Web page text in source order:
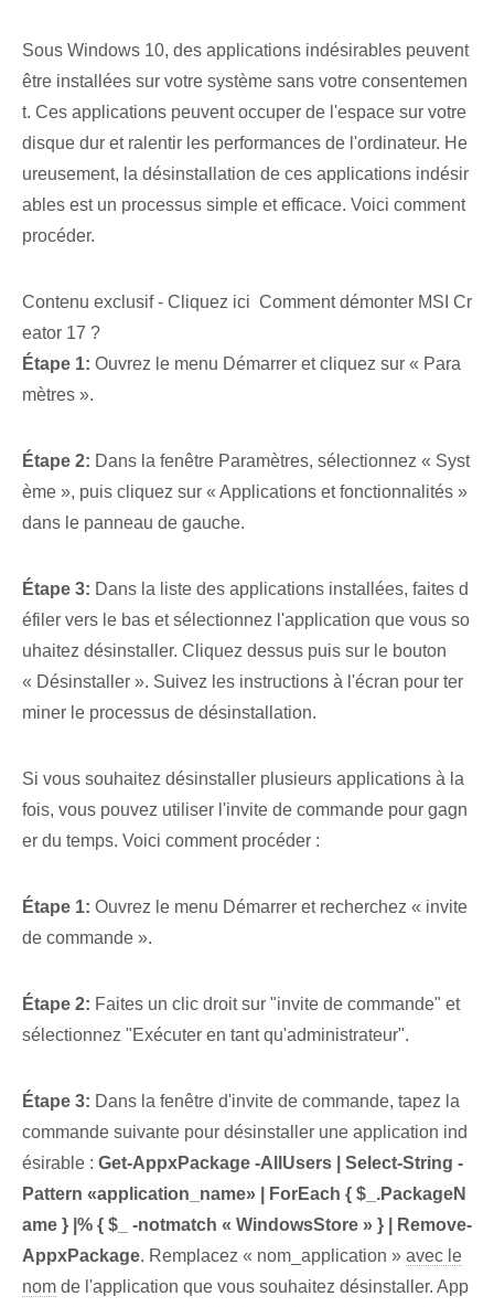
Sous Windows 10, des applications indésirables peuvent
être installées sur votre système sans votre consentemen
t. ‌Ces applications peuvent occuper de l'espace sur votre
disque dur et ralentir les performances de l'ordinateur.‌ He
ureusement, la désinstallation de ces applications indésir
ables est un processus simple et efficace. Voici comment
procéder.
Contenu exclusif - Cliquez ici Comment démonter MSI Cr
eator 17 ?
Étape 1: Ouvrez le menu Démarrer et cliquez sur « Para
mètres ».
Étape 2: Dans la fenêtre Paramètres, sélectionnez « Syst
ème », puis cliquez sur « Applications et fonctionnalités »
dans le panneau de gauche.
Étape 3: Dans la liste⁤ des applications installées, faites d
éfiler vers le bas et sélectionnez l'application que vous so
uhaitez désinstaller. Cliquez dessus puis sur le bouton
« Désinstaller ». Suivez les instructions à l'écran pour ter
miner le processus de désinstallation.
Si vous souhaitez désinstaller plusieurs applications à la
fois, vous pouvez utiliser l'invite de commande pour gagn
er du temps. ⁤Voici comment procéder :
Étape 1: Ouvrez le menu Démarrer et recherchez « invite
de commande ».
Étape 2: Faites un clic droit sur ‌"invite de commande" et
sélectionnez‍ "Exécuter en tant qu'administrateur".
Étape 3: ⁢Dans la fenêtre d'invite de commande, tapez la
commande suivante pour désinstaller une application ind
ésirable : Get-AppxPackage -AllUsers | Select-String​ -
Pattern «application_name» | ForEach { $_.PackageN
ame‌ } ‍|% {​ $_ -notmatch « WindowsStore » } | ⁢Remove-
AppxPackage. ‌Remplacez « nom_application » avec le
nom de l'application que vous souhaitez désinstaller. App